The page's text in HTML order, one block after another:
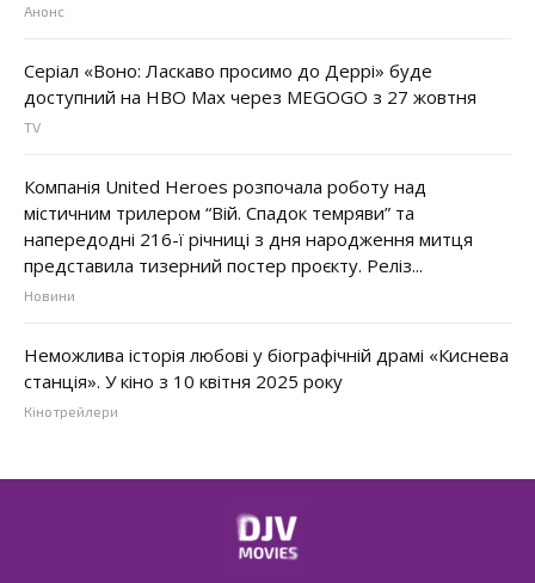
Анонс
Серіал «Воно: Ласкаво просимо до Деррі» буде
доступний на HBO Max через MEGOGO з 27 жовтня
TV
Компанія United Heroes розпочала роботу над
містичним трилером “Вій. Спадок темряви” та
напередодні 216-ї річниці з дня народження митця
представила тизерний постер проєкту. Реліз...
Новини
Неможлива історія любові у біографічній драмі «Киснева
станція». У кіно з 10 квітня 2025 року
Кінотрейлери